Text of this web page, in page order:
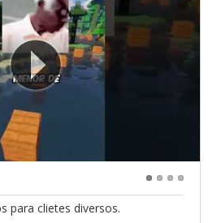
para clietes diversos.